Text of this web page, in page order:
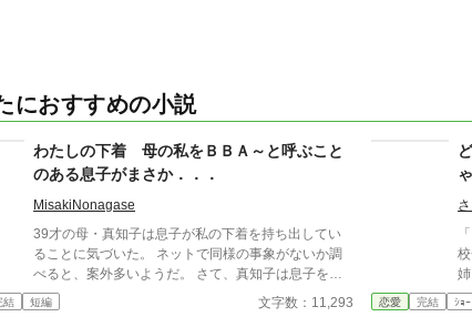
におすすめの小説
わたしの下着 母の私をＢＢＡ～と呼ぶこと
のある息子がまさか．．．
MisakiNonagase
39才の母・真知子は息子が私の下着を持ち出してい
ることに気づいた。 ネットで同様の事象がないか調
べると、案外多いようだ。 さて、真知子は息子を問
い詰める？ それとも気づかないふりを続けてあげる
結 短編 文字数：11,293
～
「
のす
に入
恋愛 完結 ｼｮ